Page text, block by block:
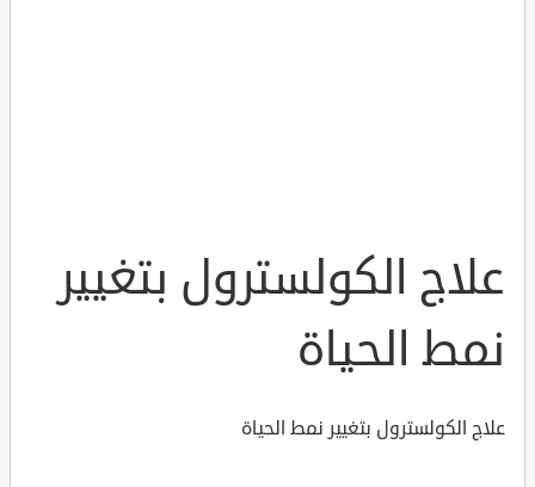
علاج الكولسترول بتغيير
نمط الحياة
علاج الكولسترول بتغيير نمط الحياة